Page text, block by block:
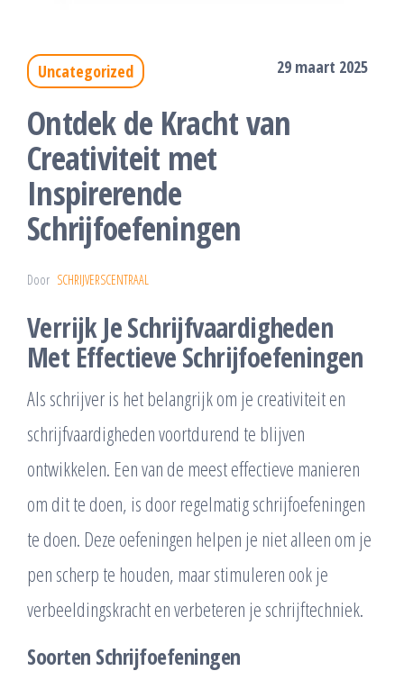
Uncategorized 29 maart 2025
Ontdek de Kracht van
Creativiteit met
Inspirerende
Schrijfoefeningen
Door SCHRIJVERSCENTRAAL
Verrijk Je Schrijfvaardigheden
Met Effectieve Schrijfoefeningen
Als schrijver is het belangrijk om je creativiteit en
schrijfvaardigheden voortdurend te blijven
ontwikkelen. Een van de meest effectieve manieren
om dit te doen, is door regelmatig schrijfoefeningen
te doen. Deze oefeningen helpen je niet alleen om je
pen scherp te houden, maar stimuleren ook je
verbeeldingskracht en verbeteren je schrijftechniek.
Soorten Schrijfoefeningen